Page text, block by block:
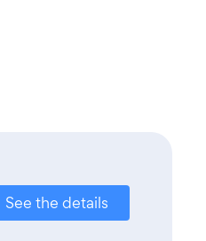
See the details